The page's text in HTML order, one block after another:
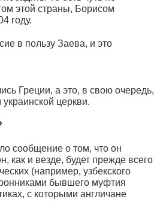
этой страны, Борисом
году.
в пользу Заева, и это
Греции, а это, в свою очередь,
церкви.
сообщение о том, что он
как и везде, будет прежде всего
(например, узбекского
бывшего муфтия
с которыми англичане